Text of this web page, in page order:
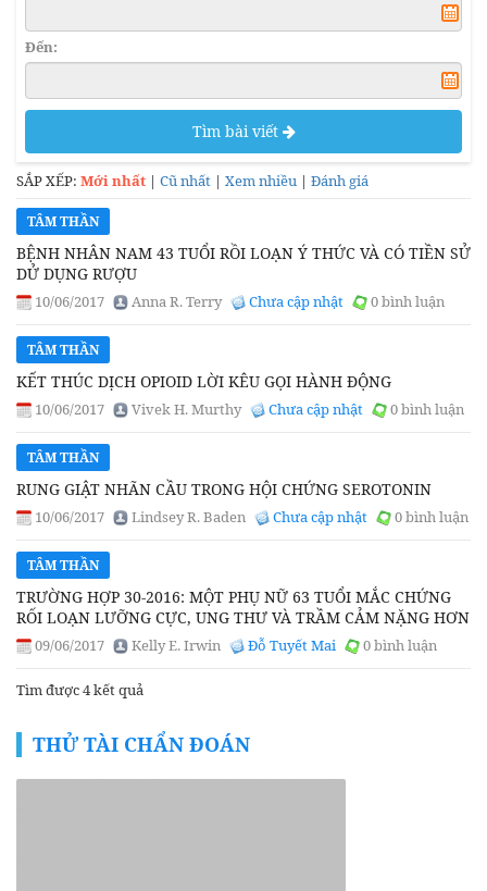
Đến:
Tìm bài viết
SẮP XẾP: Mới nhất | Cũ nhất | Xem nhiều | Đánh giá
TÂM THẦN
BỆNH NHÂN NAM 43 TUỔI RỒI LOẠN Ý THỨC VÀ CÓ TIỀN SỬ
DỬ DỤNG RƯỢU
10/06/2017 Anna R. Terry Chưa cập nhật 0 bình luận
TÂM THẦN
KẾT THÚC DỊCH OPIOID LỜI KÊU GỌI HÀNH ĐỘNG
10/06/2017 Vivek H. Murthy Chưa cập nhật 0 bình luận
TÂM THẦN
RUNG GIẬT NHÃN CẦU TRONG HỘI CHỨNG SEROTONIN
10/06/2017 Lindsey R. Baden Chưa cập nhật 0 bình luận
TÂM THẦN
TRƯỜNG HỢP 30-2016: MỘT PHỤ NỮ 63 TUỔI MẮC CHỨNG
RỐI LOẠN LƯỠNG CỰC, UNG THƯ VÀ TRẦM CẢM NẶNG HƠN
09/06/2017 Kelly E. Irwin Đỗ Tuyết Mai 0 bình luận
Tìm được 4 kết quả
THỬ TÀI CHẨN ĐOÁN